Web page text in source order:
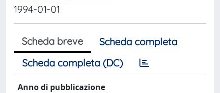
1994-01-01
Scheda breve
Scheda completa
Scheda completa (DC)
Anno di pubblicazione